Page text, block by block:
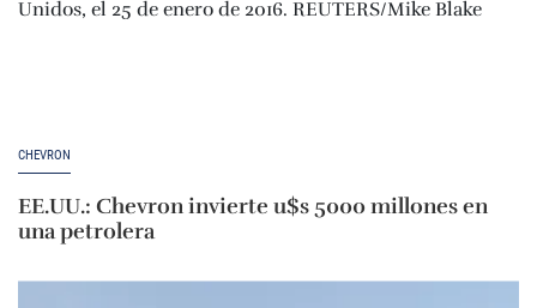
CHEVRON
EE.UU.: Chevron invierte u$s 5000 millones en
una petrolera